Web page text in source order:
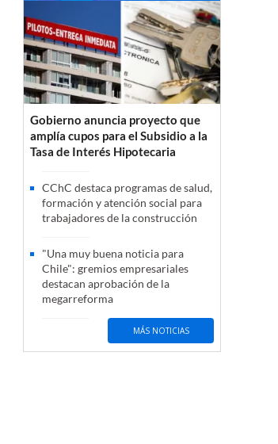
Gobierno anuncia proyecto que
amplía cupos para el Subsidio a la
Tasa de Interés Hipotecaria
CChC destaca programas de salud,
formación y atención social para
trabajadores de la construcción
"Una muy buena noticia para
Chile": gremios empresariales
destacan aprobación de la
megarreforma
MÁS NOTICIAS